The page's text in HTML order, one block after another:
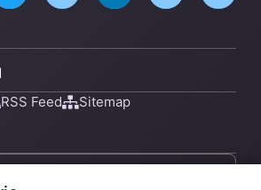
RSS Feed Sitemap